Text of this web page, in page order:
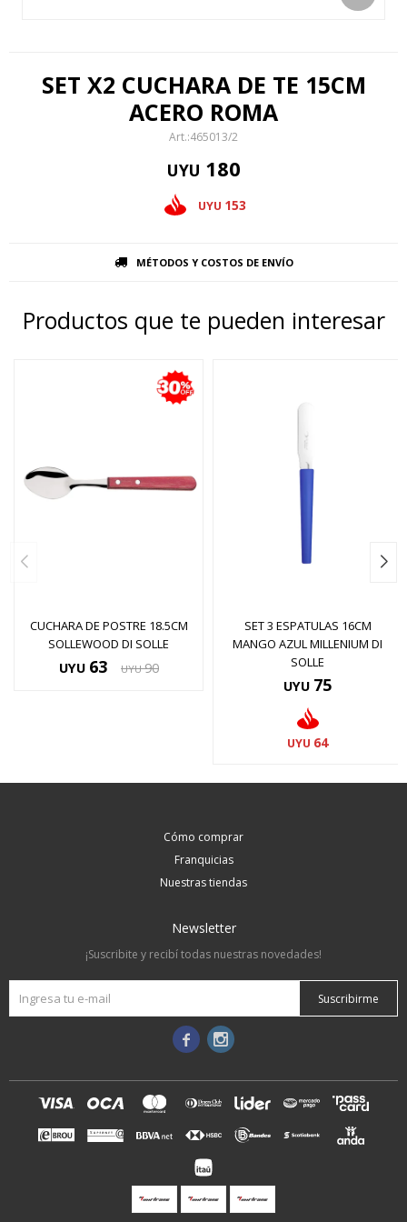
SET X2 CUCHARA DE TE 15CM
ACERO ROMA
465013/2
UYU 180
UYU 153
MÉTODOS Y COSTOS DE ENVÍO
Productos que te pueden interesar
CUCHARA DE POSTRE 18.5CM
SOLLEWOOD DI SOLLE
UYU 63 UYU 90
SET 3 ESPATULAS 16CM
MANGO AZUL MILLENIUM DI
SOLLE
UYU 75
UYU 64
Cómo comprar
Franquicias
Nuestras tiendas
Newsletter
¡Suscribite y recibí todas nuestras novedades!
Suscribirme
 